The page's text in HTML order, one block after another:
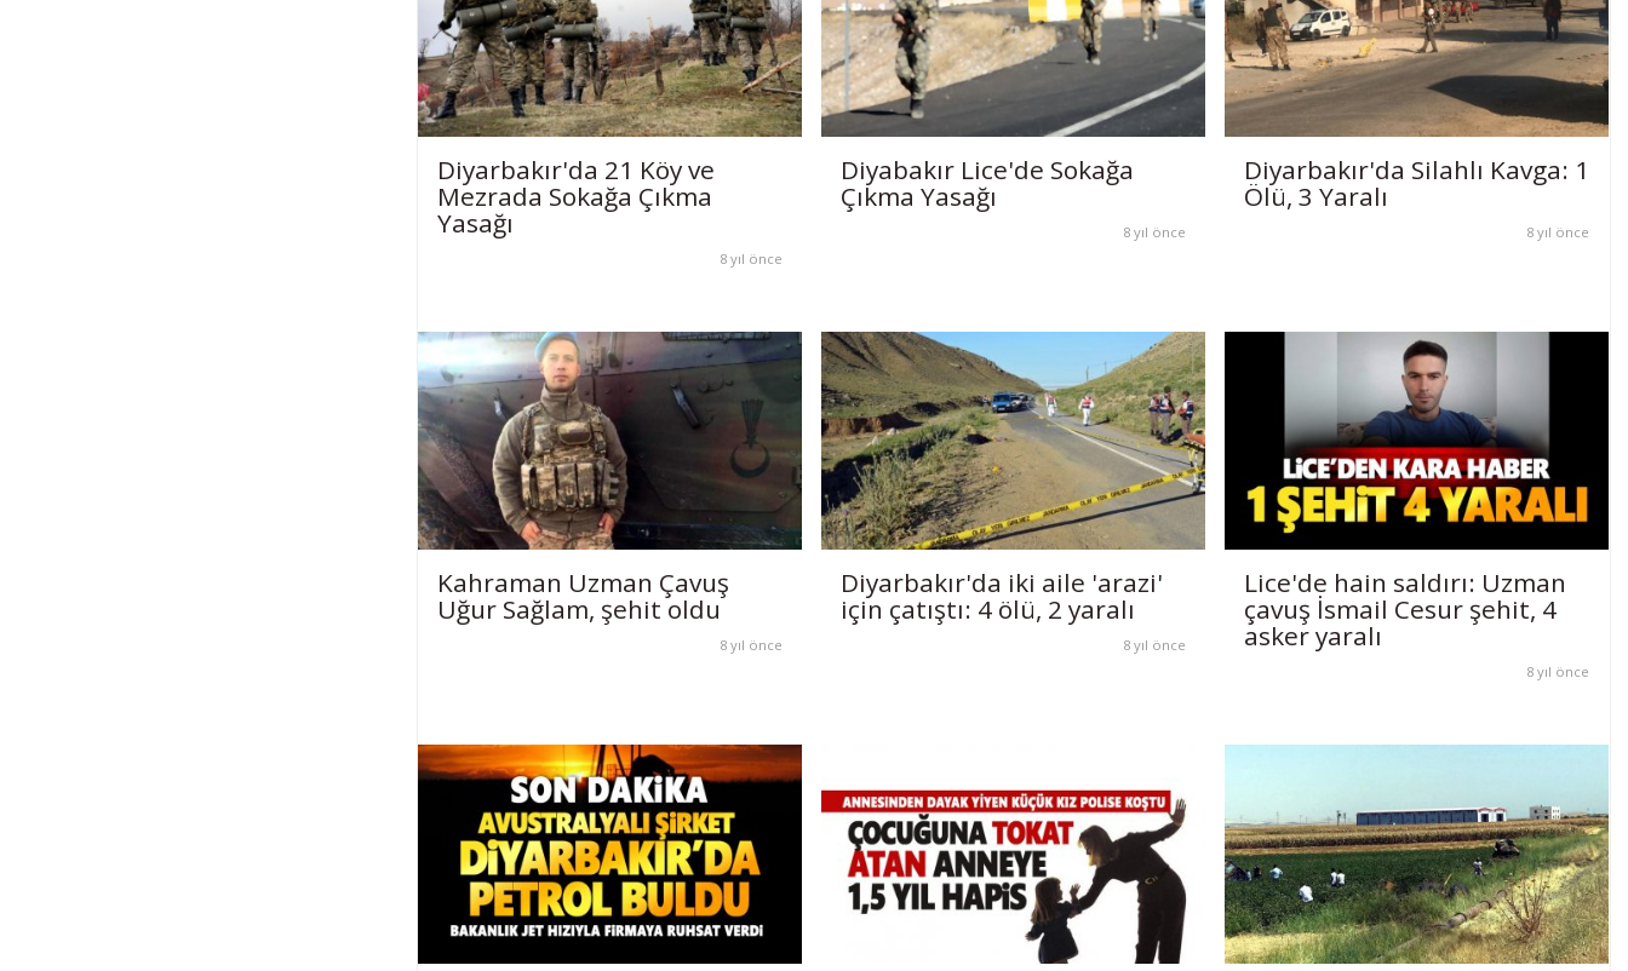
Diyarbakır'da 21 Köy ve
Mezrada Sokağa Çıkma
Yasağı
8 yıl önce
Diyabakır Lice'de Sokağa
Çıkma Yasağı
8 yıl önce
Diyarbakır'da Silahlı Kavga: 1
Ölü, 3 Yaralı
8 yıl önce
Kahraman Uzman Çavuş
Uğur Sağlam, şehit oldu
8 yıl önce
Diyarbakır'da iki aile 'arazi'
için çatıştı: 4 ölü, 2 yaralı
8 yıl önce
Lice'de hain saldırı: Uzman
çavuş İsmail Cesur şehit, 4
asker yaralı
8 yıl önce